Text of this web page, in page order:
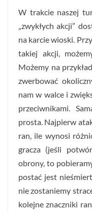
W trakcie naszej
„zwykłych akcji”
na karcie wioski.
takiej akcji,
Możemy na
zwerbować
nam w walce i
przeciwnikami.
prosta. Najpierw
ran, ile wynosi
gracza (jeśli
obrony, to
postać jest
nie zostaniemy
kolejne znaczniki